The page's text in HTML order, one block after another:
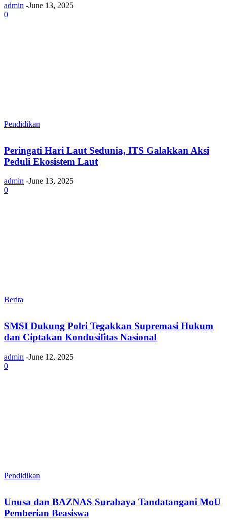
admin -June 13, 2025
0
Pendidikan
Peringati Hari Laut Sedunia, ITS Galakkan Aksi
Peduli Ekosistem Laut
admin -June 13, 2025
0
Berita
SMSI Dukung Polri Tegakkan Supremasi Hukum
dan Ciptakan Kondusifitas Nasional
admin -June 12, 2025
0
Pendidikan
Unusa dan BAZNAS Surabaya Tandatangani MoU
Pemberian Beasiswa